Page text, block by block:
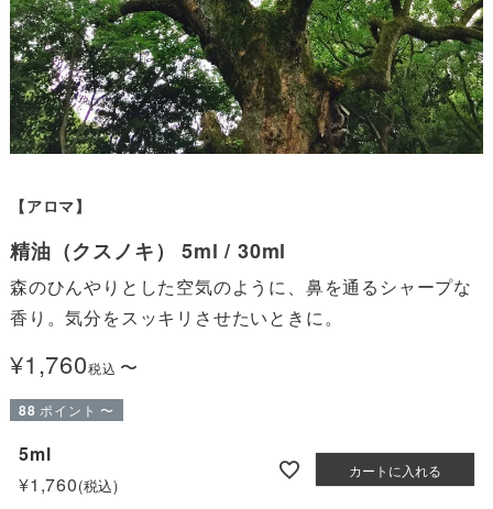
【アロマ】
精油（クスノキ） 5ml / 30ml
森のひんやりとした空気のように、鼻を通るシャープな
香り。気分をスッキリさせたいときに。
¥1,760税込 〜
88 ポイント 〜
5ml
¥1,760 税込
カートに入れる